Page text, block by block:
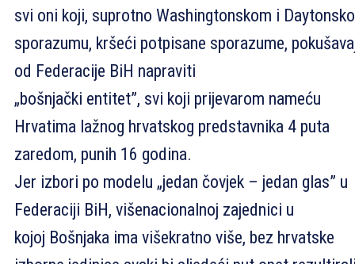
svi oni koji, suprotno Washingtonskom i
sporazumu, kršeći potpisane sporazume,
od Federacije BiH napraviti
„bošnjački entitet”, svi koji prijevarom nameću
Hrvatima lažnog hrvatskog predstavnika 4 puta
zaredom, punih 16 godina.
Jer izbori po modelu „jedan čovjek – jedan glas” u
Federaciji BiH, višenacionalnoj zajednici u
kojoj Bošnjaka ima višekratno više, bez hrvatske